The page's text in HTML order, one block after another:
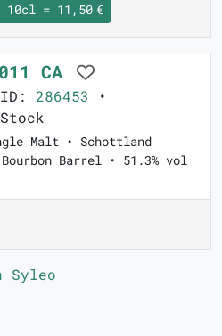
10cl = 11,50 €
CA
286453 •
Malt • Schottland
Barrel • 51.3% vol
Syleo